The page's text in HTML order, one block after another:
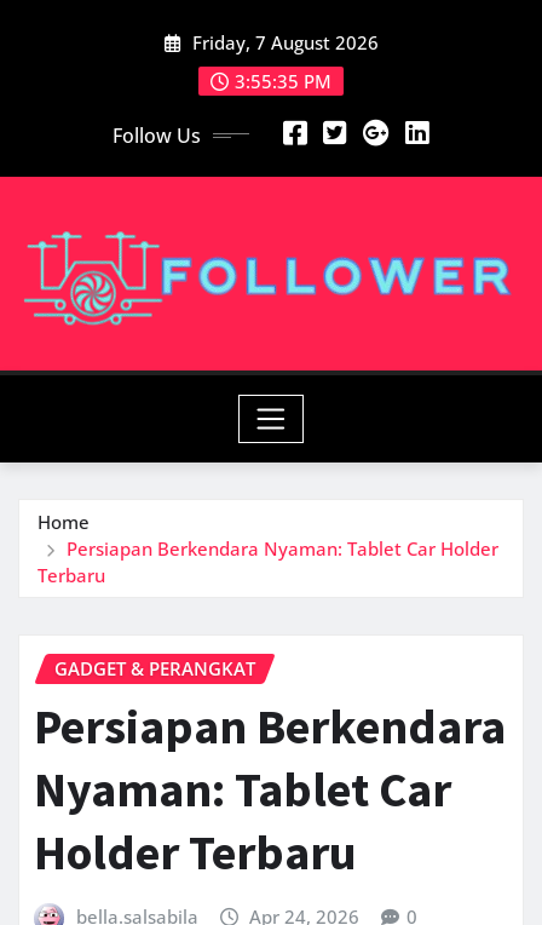
Friday, 7 August 2026
3:55:37 PM
Follow Us
Home
Persiapan Berkendara Nyaman: Tablet Car Holder
Terbaru
GADGET & PERANGKAT
Persiapan Berkendara
Nyaman: Tablet Car
Holder Terbaru
bella.salsabila Apr 24, 2026 0